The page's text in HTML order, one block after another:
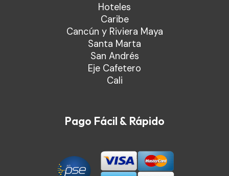
Hoteles
Caribe
Cancún y Riviera Maya
Santa Marta
San Andrés
Eje Cafetero
Cali
Pago Fácil & Rápido